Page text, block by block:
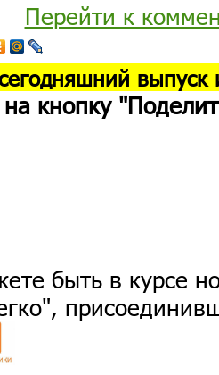
Перейти к
выпуск
кнопку
быть в курсе